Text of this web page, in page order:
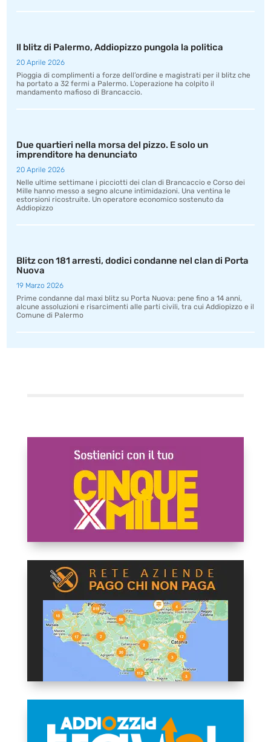
Il blitz di Palermo, Addiopizzo pungola la politica
20 Aprile 2026
Pioggia di complimenti a forze dell’ordine e magistrati per il blitz che
ha portato a 32 fermi a Palermo. L’operazione ha colpito il
mandamento mafioso di Brancaccio.
Due quartieri nella morsa del pizzo. E solo un
imprenditore ha denunciato
20 Aprile 2026
Nelle ultime settimane i picciotti dei clan di Brancaccio e Corso dei
Mille hanno messo a segno alcune intimidazioni. Una ventina le
estorsioni ricostruite. Un operatore economico sostenuto da
Addiopizzo
Blitz con 181 arresti, dodici condanne nel clan di Porta
Nuova
19 Marzo 2026
Prime condanne dal maxi blitz su Porta Nuova: pene fino a 14 anni,
alcune assoluzioni e risarcimenti alle parti civili, tra cui Addiopizzo e il
Comune di Palermo